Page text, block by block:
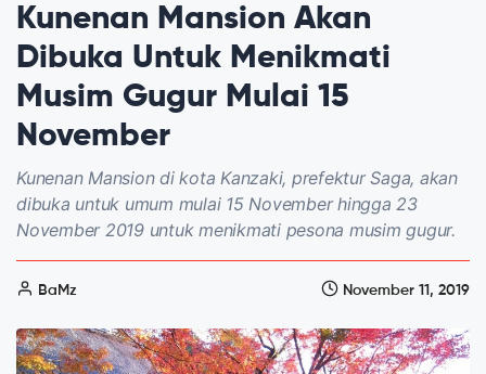
Kunenan Mansion Akan
Dibuka Untuk Menikmati
Musim Gugur Mulai 15
November
Kunenan Mansion di kota Kanzaki, prefektur Saga, akan
dibuka untuk umum mulai 15 November hingga 23
November 2019 untuk menikmati pesona musim gugur.
BaMz November 11, 2019